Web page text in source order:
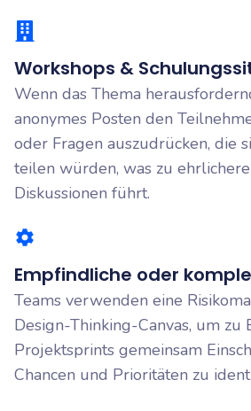
Workshops &
Wenn das Thema
anonymes Posten den
oder Fragen auszudrücken, die
teilen würden, was zu
Diskussionen führt.
Empfindliche oder
Teams verwenden eine
Design-Thinking-Canvas, um zu
Projektsprints gemeinsam
Chancen und Prioritäten zu